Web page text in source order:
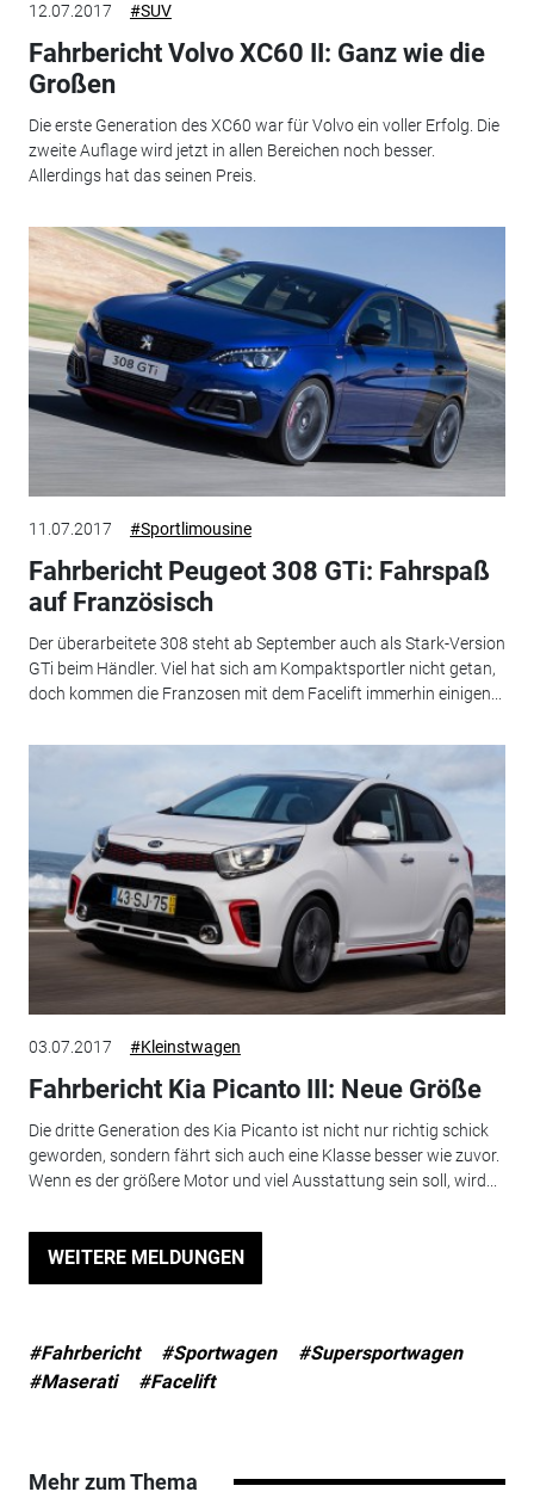
12.07.2017 #SUV
Fahrbericht Volvo XC60 II: Ganz wie die
Großen
Die erste Generation des XC60 war für Volvo ein voller Erfolg. Die
zweite Auflage wird jetzt in allen Bereichen noch besser.
Allerdings hat das seinen Preis.
11.07.2017 #Sportlimousine
Fahrbericht Peugeot 308 GTi: Fahrspaß
auf Französisch
Der überarbeitete 308 steht ab September auch als Stark-Version
GTi beim Händler. Viel hat sich am Kompaktsportler nicht getan,
doch kommen die Franzosen mit dem Facelift immerhin einigen...
03.07.2017 #Kleinstwagen
Fahrbericht Kia Picanto III: Neue Größe
Die dritte Generation des Kia Picanto ist nicht nur richtig schick
geworden, sondern fährt sich auch eine Klasse besser wie zuvor.
Wenn es der größere Motor und viel Ausstattung sein soll, wird...
WEITERE MELDUNGEN
#Fahrbericht #Sportwagen
#Supersportwagen
#Maserati
#Facelift
Mehr zum Thema